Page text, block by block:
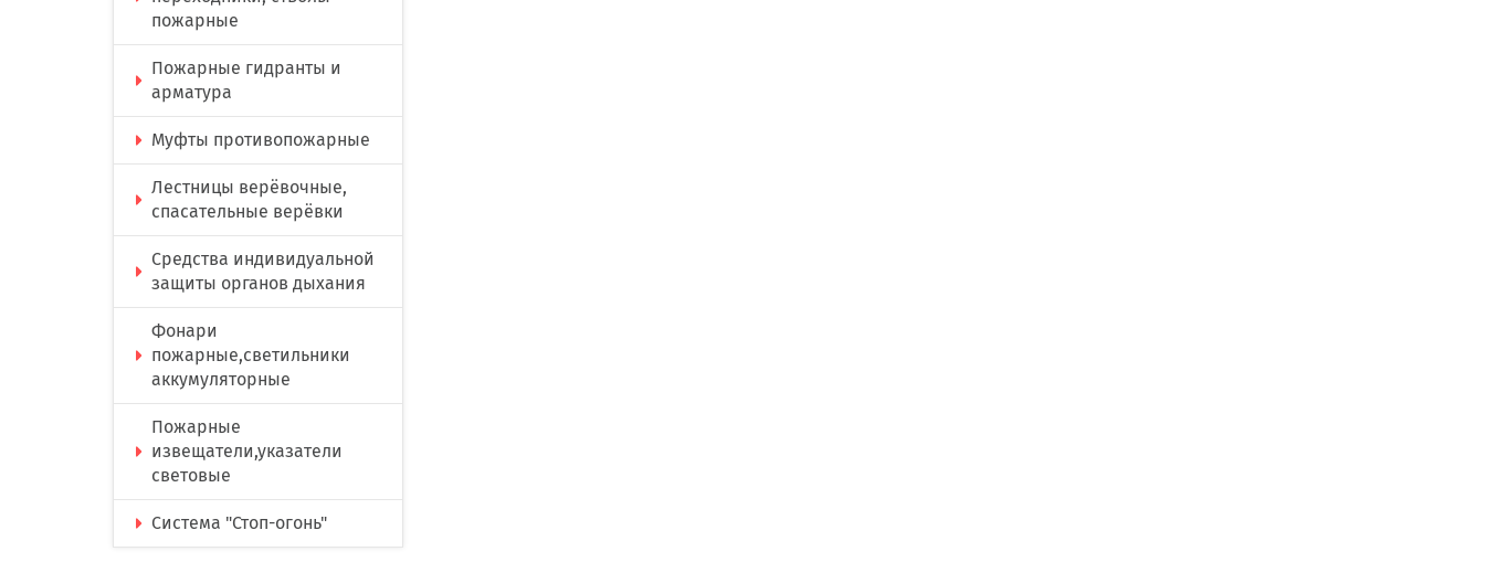
пожарные
Пожарные гидранты и
арматура
Муфты противопожарные
Лестницы верёвочные,
спасательные верёвки
Средства индивидуальной
защиты органов дыхания
Фонари
пожарные,светильники
аккумуляторные
Пожарные
извещатели,указатели
световые
Система "Стоп-огонь"